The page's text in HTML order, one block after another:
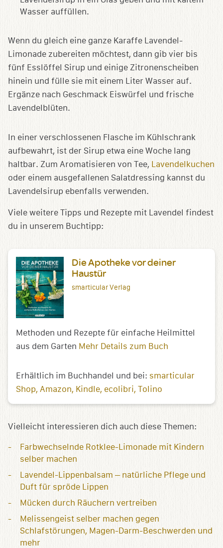
Wasser auffüllen.
Wenn du gleich eine ganze Karaffe Lavendel-
Limonade zubereiten möchtest, dann gib vier bis
fünf Esslöffel Sirup und einige Zitronenscheiben
hinein und fülle sie mit einem Liter Wasser auf.
Ergänze nach Geschmack Eiswürfel und frische
Lavendelblüten.
In einer verschlossenen Flasche im Kühlschrank
aufbewahrt, ist der Sirup etwa eine Woche lang
haltbar. Zum Aromatisieren von Tee, Lavendelkuchen
oder einem ausgefallenen Salatdressing kannst du
Lavendelsirup ebenfalls verwenden.
Viele weitere Tipps und Rezepte mit Lavendel findest
du in unserem Buchtipp:
Die Apotheke vor deiner
Haustür
smarticular Verlag
Methoden und Rezepte für einfache Heilmittel
aus dem Garten Mehr Details zum Buch
Erhältlich im Buchhandel und bei: smarticular
Shop Amazon Kindle ecolibri Tolino
Vielleicht interessieren dich auch diese Themen:
Farbwechselnde Rotklee-Limonade mit Kindern
selber machen
Lavendel-Lippenbalsam – natürliche Pflege und
Duft für spröde Lippen
Mücken durch Räuchern vertreiben
Melissengeist selber machen gegen
Schlafstörungen, Magen-Darm-Beschwerden und
mehr